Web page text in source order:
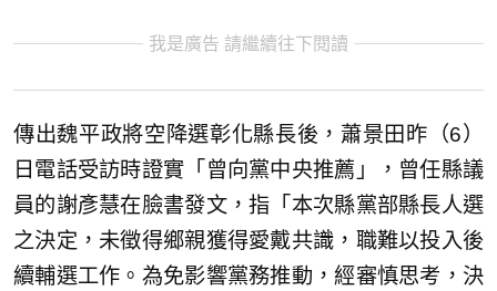
我是廣告 請繼續往下閱讀
傳出魏平政將空降選彰化縣長後，蕭景田昨（6）
日電話受訪時證實「曾向黨中央推薦」，曾任縣議
員的謝彥慧在臉書發文，指「本次縣黨部縣長人選
之決定，未徵得鄉親獲得愛戴共識，職難以投入後
續輔選工作。為免影響黨務推動，經審慎思考，決